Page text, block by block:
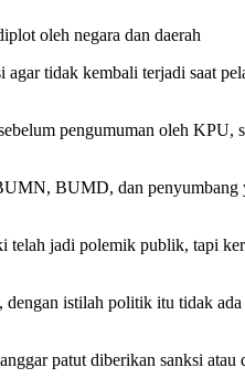
oleh negara dan daerah
tidak kembali terjadi saat
pengumuman oleh
BUMD, dan
jadi polemik publik, tapi
istilah politik itu tidak
patut diberikan sanksi